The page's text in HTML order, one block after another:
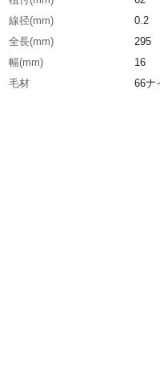
線径(mm)
0.2
全長(mm)
295
幅(mm)
16
毛材
66ナ